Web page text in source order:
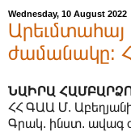
Wednesday, 10 August 2022
Արեւմտահայ
ժամանակը:
ՆԱԻՐԱ
ՀՀ ԳԱԱ Մ.
Գրակ. ինստ. ավագ